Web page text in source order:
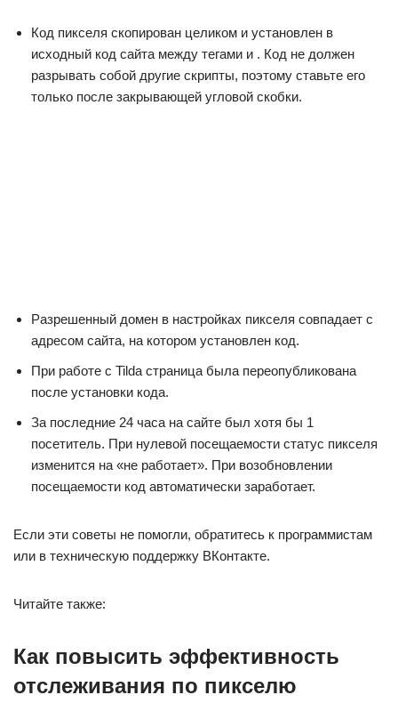
Код пикселя скопирован целиком и установлен в
исходный код сайта между тегами и . Код не должен
разрывать собой другие скрипты, поэтому ставьте его
только после закрывающей угловой скобки.
Разрешенный домен в настройках пикселя совпадает с
адресом сайта, на котором установлен код.
При работе с Tilda страница была переопубликована
после установки кода.
За последние 24 часа на сайте был хотя бы 1
посетитель. При нулевой посещаемости статус пикселя
изменится на «не работает». При возобновлении
посещаемости код автоматически заработает.
Если эти советы не помогли, обратитесь к программистам
или в техническую поддержку ВКонтакте.
Читайте также:
Как повысить эффективность
отслеживания по пикселю